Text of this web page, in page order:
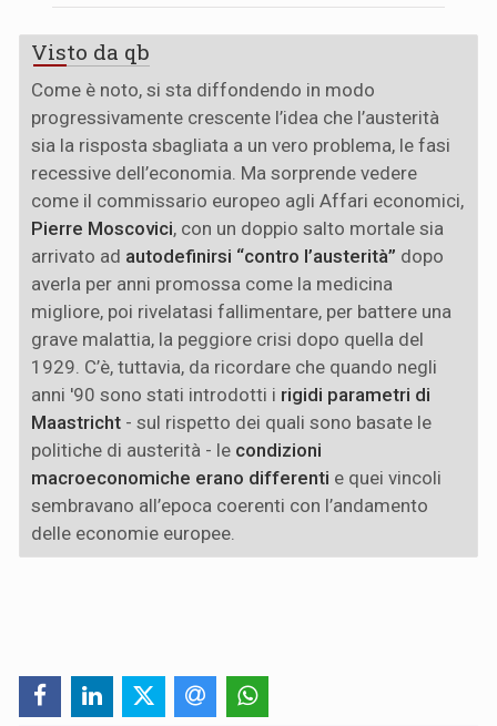
Visto da qb
Come è noto, si sta diffondendo in modo
progressivamente crescente l’idea che l’austerità
sia la risposta sbagliata a un vero problema, le fasi
recessive dell’economia. Ma sorprende vedere
come il commissario europeo agli Affari economici,
Pierre Moscovici, con un doppio salto mortale sia
arrivato ad autodefinirsi “contro l’austerità” dopo
averla per anni promossa come la medicina
migliore, poi rivelatasi fallimentare, per battere una
grave malattia, la peggiore crisi dopo quella del
1929. C’è, tuttavia, da ricordare che quando negli
anni '90 sono stati introdotti i rigidi parametri di
Maastricht - sul rispetto dei quali sono basate le
politiche di austerità - le condizioni
macroeconomiche erano differenti e quei vincoli
sembravano all’epoca coerenti con l’andamento
delle economie europee.